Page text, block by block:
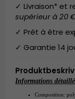
✓ Livraison* et
supérieur à 20
✓ Prêt à être
✓ Garantie 14
Informations
Composition: